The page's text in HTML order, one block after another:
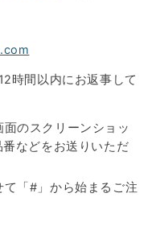
時間以内にお返事して
のスクリーンショッ
番などをお送りいただ
「#」から始まるご注